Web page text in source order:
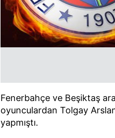
Fenerbahçe ve Beşiktaş
oyunculardan Tolgay
yapmıştı.